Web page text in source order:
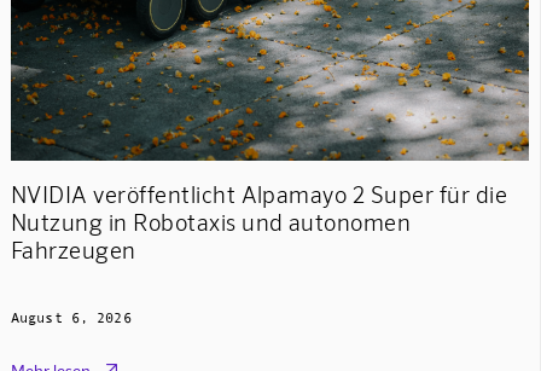
NVIDIA veröffentlicht Alpamayo 2 Super für die
Nutzung in Robotaxis und autonomen
Fahrzeugen
August 6, 2026